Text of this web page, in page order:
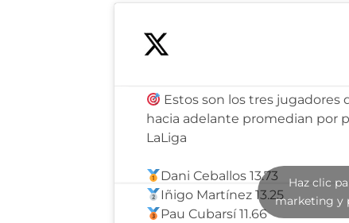
Estos son los tres jugadores
hacia adelante promedian por
LaLiga
Dani Ceballos 13.73
Iñigo Martínez 13.25
Pau Cubarsí 11.66
Haz clic
marketing y